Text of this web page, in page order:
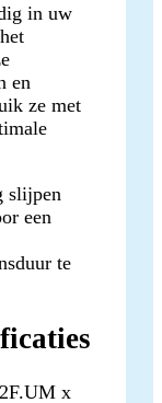
in uw
en
ze met
slijpen
een
te
x